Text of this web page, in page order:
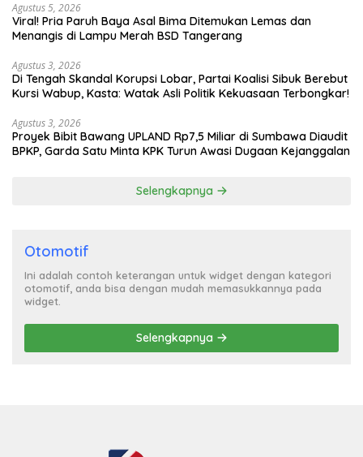
Agustus 5, 2026
Viral! Pria Paruh Baya Asal Bima Ditemukan Lemas dan
Menangis di Lampu Merah BSD Tangerang
Agustus 3, 2026
Di Tengah Skandal Korupsi Lobar, Partai Koalisi Sibuk Berebut
Kursi Wabup, Kasta: Watak Asli Politik Kekuasaan Terbongkar!
Agustus 3, 2026
Proyek Bibit Bawang UPLAND Rp7,5 Miliar di Sumbawa Diaudit
BPKP, Garda Satu Minta KPK Turun Awasi Dugaan Kejanggalan
Selengkapnya
Otomotif
Ini adalah contoh keterangan untuk widget dengan kategori
otomotif, anda bisa dengan mudah memasukkannya pada
widget.
Selengkapnya